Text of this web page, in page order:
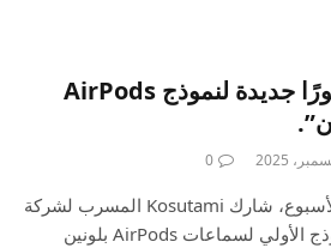
يشارك Leaker صورًا جديدة لنموذج AirPods
0
في وقت سابق من هذا الأسبوع، شارك Kosutami المسرب لشركة
Apple صورًا جديدة للنموذج الأولي لسماعات AirPods بلونين